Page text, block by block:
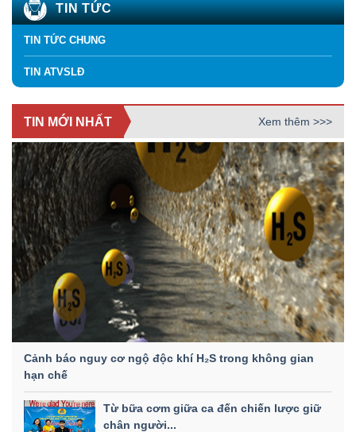
TIN TỨC
TIN TỨC CHUNG
TIN ATVSLĐ
TIN MỚI NHẤT Xem thêm >>>
Cảnh báo nguy cơ ngộ độc khí H₂S trong không gian
hạn chế
Từ bữa cơm giữa ca đến chiến lược giữ
chân người...